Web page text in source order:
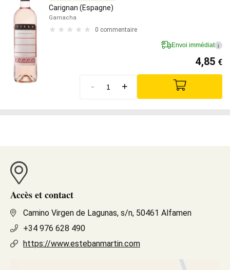
Carignan (Espagne)
Garnacha
0 commentaire
Envoi immédiat i
4,85 €
- +
Accès et contact
Camino Virgen de Lagunas, s/n, 50461 Alfamen
+34 976 628 490
https://www.estebanmartin.com